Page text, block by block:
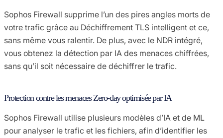
Sophos Firewall supprime l’un des pires angles morts de
votre trafic grâce au Déchiffrement TLS intelligent et ce,
sans même vous ralentir. De plus, avec le NDR intégré,
vous obtenez la détection par IA des menaces chiffrées,
sans qu’il soit nécessaire de déchiffrer le trafic.
Protection contre les menaces Zero-day optimisée par IA
Sophos Firewall utilise plusieurs modèles d’IA et de ML
pour analyser le trafic et les fichiers, afin d’identifier les